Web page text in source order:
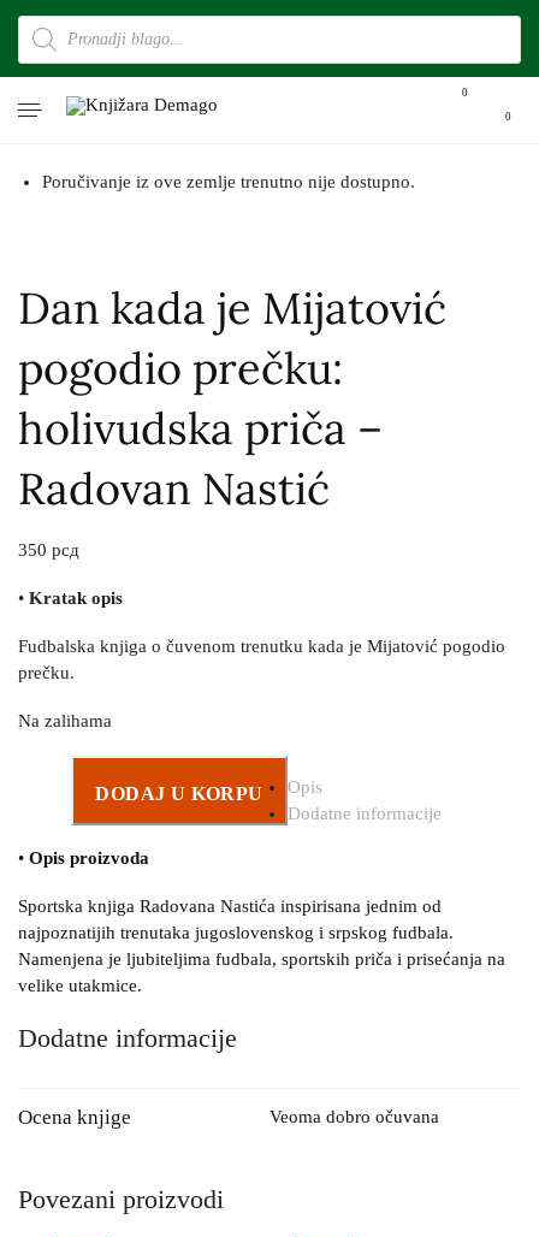
0
0
Poručivanje iz ove zemlje trenutno nije dostupno.
Dan kada je Mijatović
pogodio prečku:
holivudska priča –
Radovan Nastić
350 рсд
• Kratak opis
Fudbalska knjiga o čuvenom trenutku kada je Mijatović pogodio
prečku.
Na zalihama
DODAJ U KORPU
Opis
Dodatne informacije
• Opis proizvoda
Sportska knjiga Radovana Nastića inspirisana jednim od
najpoznatijih trenutaka jugoslovenskog i srpskog fudbala.
Namenjena je ljubiteljima fudbala, sportskih priča i prisećanja na
velike utakmice.
Dodatne informacije
Ocena knjige Veoma dobro očuvana
Povezani proizvodi